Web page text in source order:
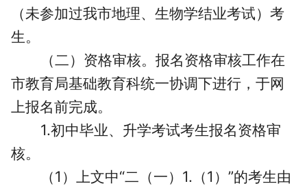
（未参加过我市地理、生物学结业考试）考
生。
（二）资格审核。 报名资格审核工作在
市教育局基础教育科统一协调下进行，于网
上报名前完成。
1.初中毕业、升学考试考生报名资格审
核。
（1）上文中“二（一）1.（1）”的考生由